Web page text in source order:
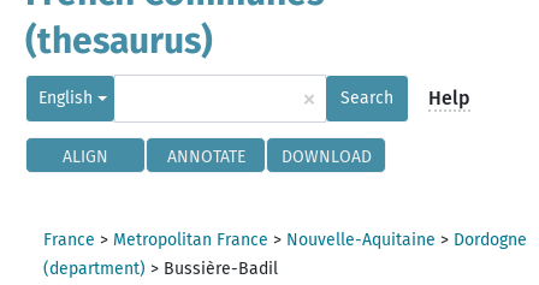
(thesaurus)
English × Search Help
ALIGN ANNOTATE DOWNLOAD
France > Metropolitan France > Nouvelle-Aquitaine > Dordogne
(department) > Bussière-Badil